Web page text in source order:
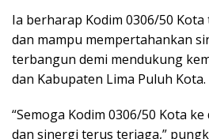
Ia berharap Kodim 0306/50
dan mampu mempertahankan
terbangun demi mendukung
dan Kabupaten Lima Puluh Kota.
“Semoga Kodim 0306/50 Kota
dan sinergi terus terjaga,”